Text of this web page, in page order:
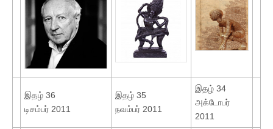
இதழ் 36
டிசம்பர் 2011
இதழ் 35
நவம்பர் 2011
இதழ் 34
அக்டோபர்
2011